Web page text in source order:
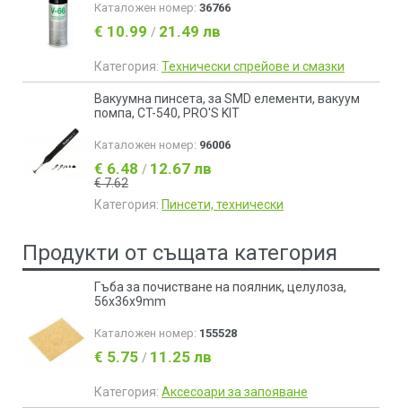
Каталожен номер: 36766
€ 10.99 / 21.49 лв
Категория: Технически спрейове и смазки
Вакуумна пинсета, за SMD елементи, вакуум
помпа, CT-540, PRO'S KIT
Каталожен номер: 96006
€ 6.48 / 12.67 лв
€ 7.62
Категория: Пинсети, технически
Продукти от същата категория
Гъба за почистване на поялник, целулоза,
56х36х9mm
Каталожен номер: 155528
€ 5.75 / 11.25 лв
Категория: Аксесоари за запояване